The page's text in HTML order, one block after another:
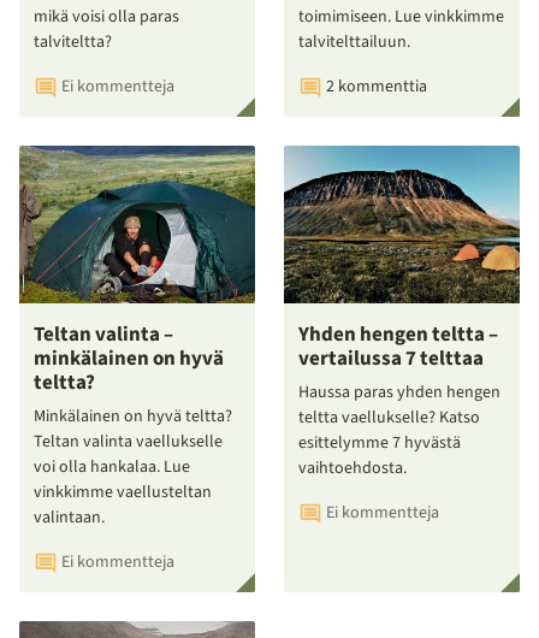
mikä voisi olla paras
talviteltta?
Ei kommentteja
toimimiseen. Lue vinkkimme
talvitelttailuun.
2 kommenttia
Teltan valinta –
minkälainen on hyvä
teltta?
Minkälainen on hyvä teltta?
Teltan valinta vaellukselle
voi olla hankalaa. Lue
vinkkimme vaellusteltan
valintaan.
Ei kommentteja
Yhden hengen teltta –
vertailussa 7 telttaa
Haussa paras yhden hengen
teltta vaellukselle? Katso
esittelymme 7 hyvästä
vaihtoehdosta.
Ei kommentteja